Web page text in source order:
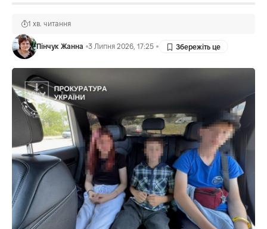
Пінчук Жанна 3 Липня 2026, 17:25
1 хв. читання